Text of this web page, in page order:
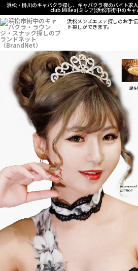
浜松・掛川のキャバクラ探し、キャバクラ夜のバイト
club Millea(ミレア)浜松市街中のキャ
浜松メンズエステ探しのお手
ト探しができます。